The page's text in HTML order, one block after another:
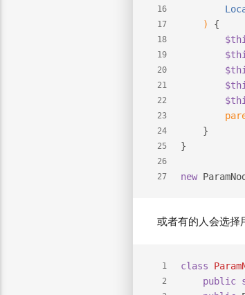
16
17
18
19
20
21
22
23
24
25
26
27
) {
    }
}
new
或者有的人会选择
1
2
class
public